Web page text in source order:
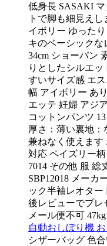
低身長 SASAKI
トで脚も細見え
イボリー ゆった
キのベーシックな
34cm ショーパン
りとしたシルエ
すいサイズ感 エ
幅 アイボリー あ
エッテ 妊婦 アジ
コットンパンツ
厚さ：薄い裏地
兼ねなく使えます
対応 ペイズリー
7014 その他 服 総
SBP12018 メーカ
ック半袖レオター
後レビューでプレ
メール便不可
自動おしぼり機
シザーバッグ 色